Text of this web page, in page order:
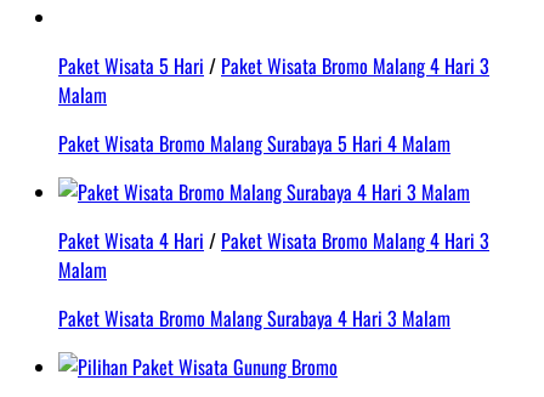
Paket Wisata 5 Hari / Paket Wisata Bromo Malang 4 Hari 3
Malam
Paket Wisata Bromo Malang Surabaya 5 Hari 4 Malam
Paket Wisata 4 Hari / Paket Wisata Bromo Malang 4 Hari 3
Malam
Paket Wisata Bromo Malang Surabaya 4 Hari 3 Malam